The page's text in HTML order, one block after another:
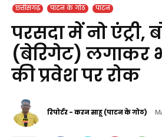
छत्तीसगढ़ पाटन के गोठ पाटन
परसदा में नो एंट्री,
(बेरिगेट) लगाकर
की प्रवेश पर रोक
रिपोर्टर - करन साहू (पाटन के गोठ)